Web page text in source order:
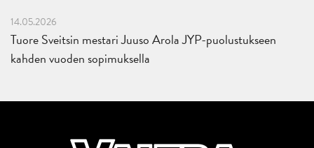
14.05.2026
Tuore Sveitsin mestari Juuso Arola JYP-puolustukseen
kahden vuoden sopimuksella